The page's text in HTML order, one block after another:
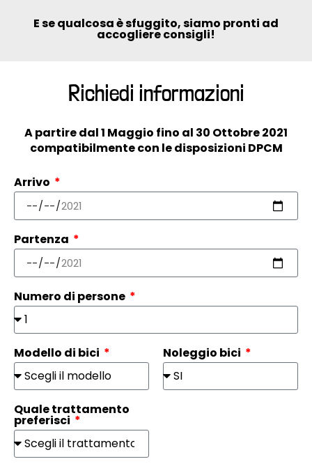
E se qualcosa è sfuggito, siamo pronti ad
accogliere consigli!
Richiedi informazioni
A partire dal 1 Maggio fino al 30 Ottobre 2021
compatibilmente con le disposizioni DPCM
Arrivo
Partenza
Numero di persone
Modello di bici Noleggio bici
Quale trattamento
preferisci